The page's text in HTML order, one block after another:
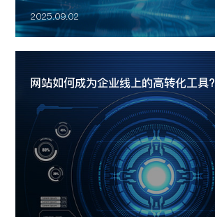
2025.09.02
网站如何成为企业线上的高转化工具?